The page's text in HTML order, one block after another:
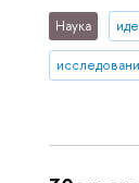
Наука